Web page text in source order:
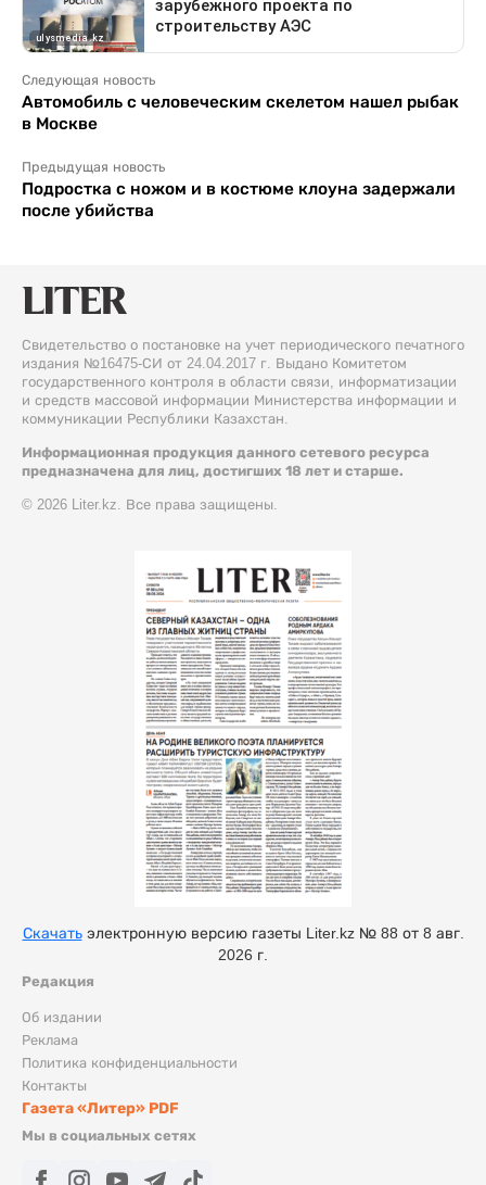
Следующая новость
Автомобиль с человеческим скелетом нашел рыбак
в Москве
Предыдущая новость
Подростка с ножом и в костюме клоуна задержали
после убийства
Свидетельство о постановке на учет периодического печатного
издания №16475-СИ от 24.04.2017 г. Выдано Комитетом
государственного контроля в области связи, информатизации
и средств массовой информации Министерства информации и
коммуникации Республики Казахстан.
Информационная продукция данного сетевого ресурса
предназначена для лиц, достигших 18 лет и старше.
© 2026 Liter.kz. Все права защищены.
Редакция
Об издании
Реклама
Политика конфиденциальности
Контакты
Газета «Литер» PDF
Мы в социальных сетях
Скачатьэлектронную версию газеты Liter.kz № 88 от 8 авг.
2026 г.